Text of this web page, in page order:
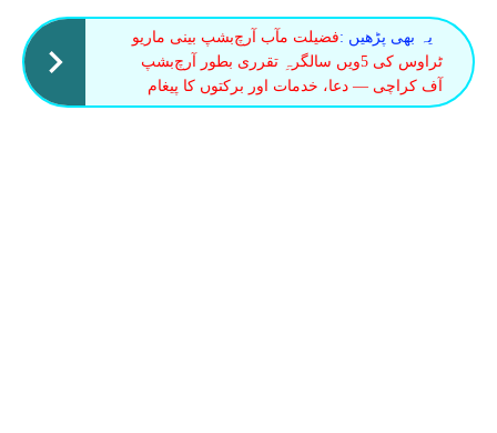
یہ بھی پڑھیں :فضیلت مآب آرچ‌بشپ بینی ماریو
ٹراوس کی 5ویں سالگرہِ تقرری بطور آرچ‌بشپ
آف کراچی — دعا، خدمات اور برکتوں کا پیغام